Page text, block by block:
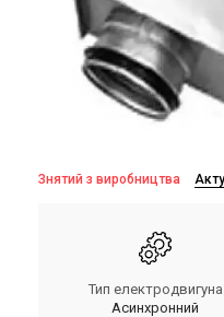
Знятий з виробництва
Тип електродвигуна
Асинхронний